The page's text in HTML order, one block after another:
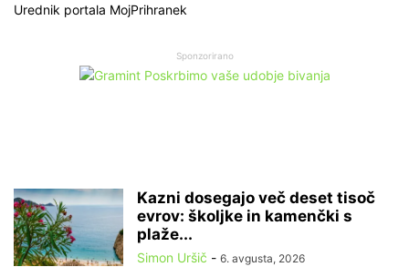
Urednik portala MojPrihranek
Sponzorirano
Kazni dosegajo več deset tisoč
evrov: školjke in kamenčki s
plaže...
Simon Uršič - 6. avgusta, 2026